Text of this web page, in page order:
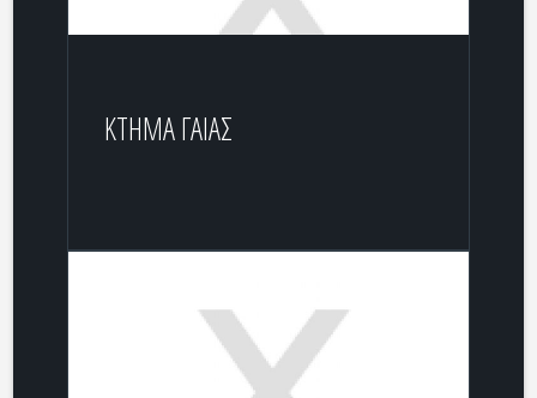
ΚΤΗΜΑ ΓΑΙΑΣ